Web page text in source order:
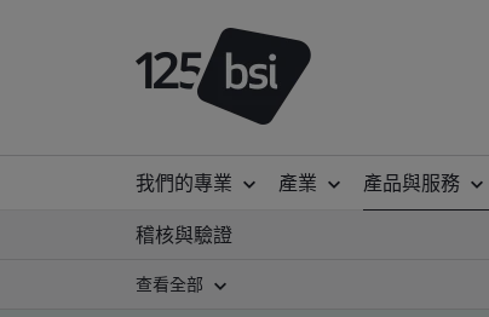
我們的專業 產業 產品與服務
稽核與驗證
查看全部